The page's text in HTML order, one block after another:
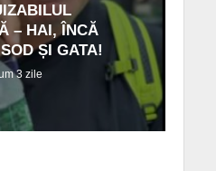
– HAI, ÎNCĂ
ȘI GATA!
3 zile